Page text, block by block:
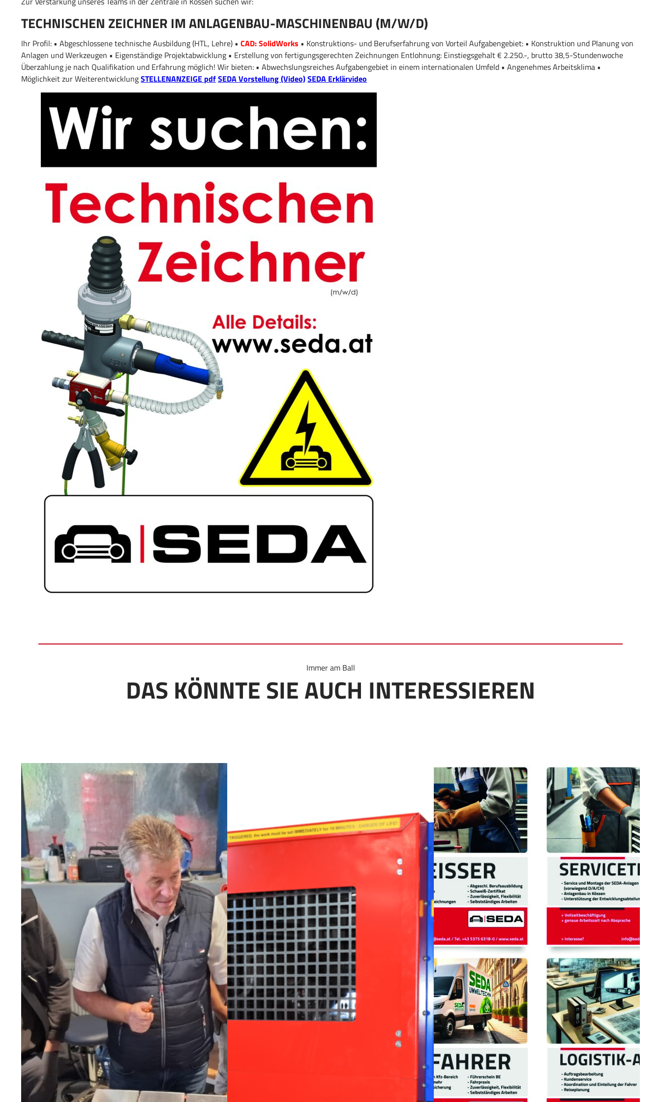
TECHNISCHEN ZEICHNER IM ANLAGENBAU-MASCHINENBAU (M/W/D)
Ihr Profil: • Abgeschlossene technische Ausbildung (HTL, Lehre) •CAD: SolidWorks • Konstruktions- und Berufserfahrung von Vorteil Aufgabengebiet: • Konstruktion und Planung von
Anlagen und Werkzeugen • Eigenständige Projektabwicklung • Erstellung von fertigungsgerechten Zeichnungen Entlohnung: Einstiegsgehalt € 2.250.-, brutto 38,5-Stundenwoche
Überzahlung je nach Qualifikation und Erfahrung möglich! Wir bieten: • Abwechslungsreiches Aufgabengebiet in einem internationalen Umfeld • Angenehmes Arbeitsklima •
Möglichkeit zur WeiterentwicklungSTELLENANZEIGE pdfSEDA Vorstellung (Video)SEDA Erklärvideo
Immer am Ball
DAS KÖNNTE SIE AUCH INTERESSIEREN